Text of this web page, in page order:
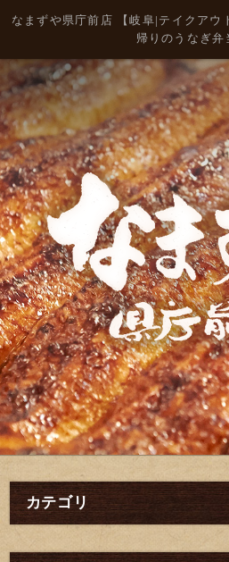
なまずや県庁前店 【岐阜|テイクアウ
帰りのうなぎ弁
カテゴリ